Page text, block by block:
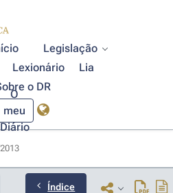
Legislação
Lexionário
Lia
o DR
O
meu
Diário
Índice